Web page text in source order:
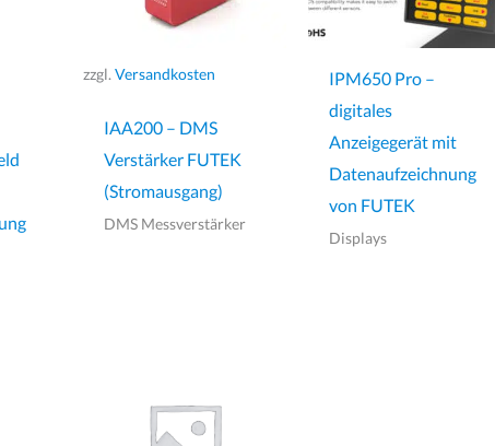
zzgl. Versandkosten
IAA200 – DMS
Verstärker FUTEK
(Stromausgang)
DMS Messverstärker
IPM650 Pro –
digitales
Anzeigegerät mit
Datenaufzeichnung
von FUTEK
Displays